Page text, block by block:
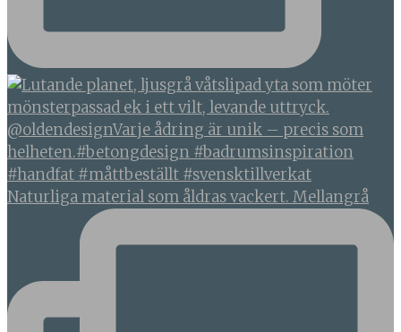
Naturliga material som åldras vackert. Mellangrå